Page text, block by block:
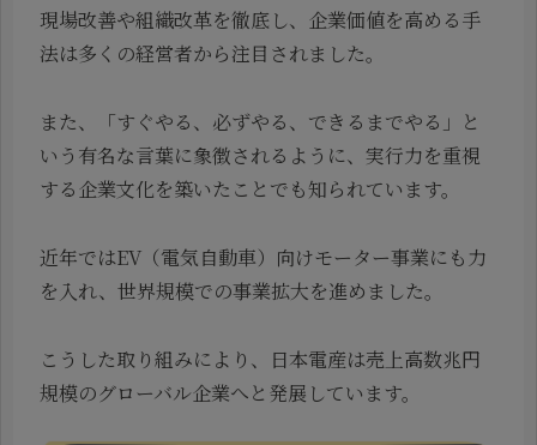
現場改善や組織改革を徹底し、企業価値を高める手
法は多くの経営者から注目されました。
また、「すぐやる、必ずやる、できるまでやる」と
いう有名な言葉に象徴されるように、実行力を重視
する企業文化を築いたことでも知られています。
近年ではEV（電気自動車）向けモーター事業にも力
を入れ、世界規模での事業拡大を進めました。
こうした取り組みにより、日本電産は売上高数兆円
規模のグローバル企業へと発展しています。